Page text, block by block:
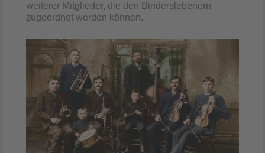
weiterer Mitglieder, die den Binderslebenern
zugeordnet werden können.